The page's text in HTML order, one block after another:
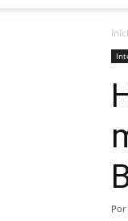
Por